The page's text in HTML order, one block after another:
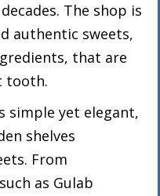
The shop is
authentic sweets,
that are
tooth.
simple yet elegant,
shelves
From
as Gulab